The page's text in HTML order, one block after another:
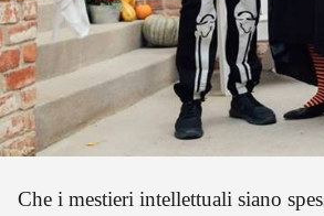
Che i mestieri intellettuali siano